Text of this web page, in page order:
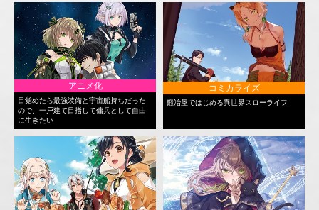
アニメ化
目覚めたら最強装備と宇宙船持ちだった
ので、一戸建て目指して傭兵として自由
に生きたい
コミカライズ
鍛冶屋ではじめる異世界スローライフ